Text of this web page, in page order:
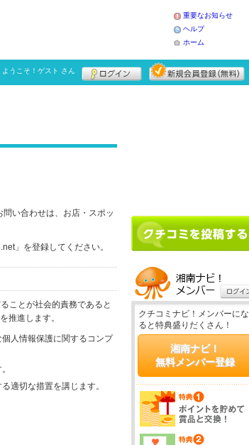
重要なお知らせ
ヘルプ
ホーム
ようこそ！ ゲスト さん
い合わせは、お店・スポッ
」を登録してください。
ことが社会的責務であると
推進します。
人情報保護に関するコンプ
適切な措置を講じます。
クチコミナビ！メンバーにな
ると特典盛りだくさん！
湘南ナビ！
無料メンバー登録